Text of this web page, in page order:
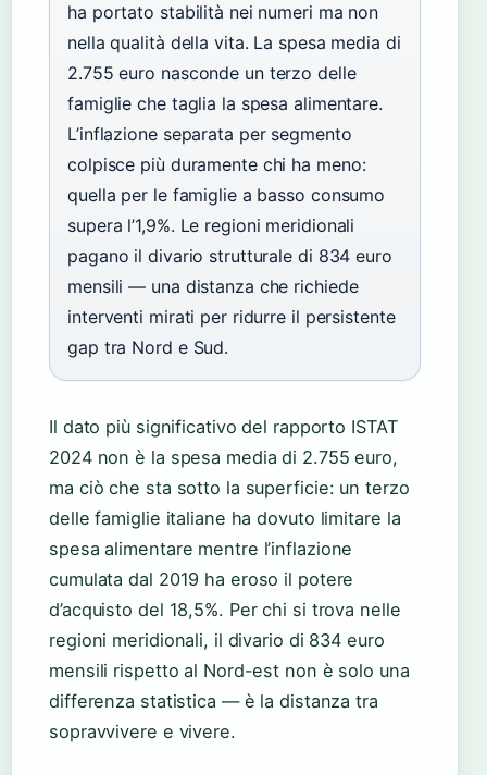
ha portato stabilità nei numeri ma non
nella qualità della vita. La spesa media di
2.755 euro nasconde un terzo delle
famiglie che taglia la spesa alimentare.
L’inflazione separata per segmento
colpisce più duramente chi ha meno:
quella per le famiglie a basso consumo
supera l’1,9%. Le regioni meridionali
pagano il divario strutturale di 834 euro
mensili — una distanza che richiede
interventi mirati per ridurre il persistente
gap tra Nord e Sud.
Il dato più significativo del rapporto ISTAT
2024 non è la spesa media di 2.755 euro,
ma ciò che sta sotto la superficie: un terzo
delle famiglie italiane ha dovuto limitare la
spesa alimentare mentre l’inflazione
cumulata dal 2019 ha eroso il potere
d’acquisto del 18,5%. Per chi si trova nelle
regioni meridionali, il divario di 834 euro
mensili rispetto al Nord-est non è solo una
differenza statistica — è la distanza tra
sopravvivere e vivere.